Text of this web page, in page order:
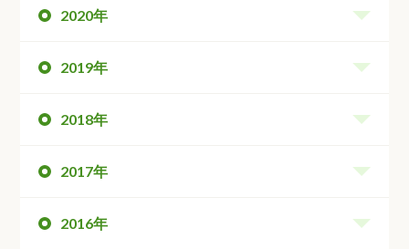
2020年
2019年
2018年
2017年
2016年